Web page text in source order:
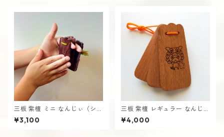
三板 紫檀 ミニ なんじぃ（シー
¥3,100
三板 紫檀 レギュラー なんじぃ
（シーサー）さんば 沖縄 南城
市
¥4,000